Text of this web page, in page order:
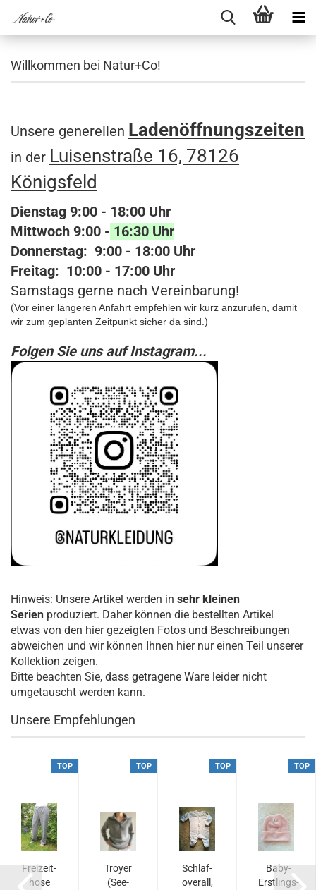
Willkommen bei Natur+Co!
Unsere generellen Ladenöffnungszeiten
in der Luisenstraße 16, 78126
Königsfeld
Dienstag 9:00 - 18:00 Uhr
Mittwoch 9:00 - 16:30 Uhr
Donnerstag: 9:00 - 18:00 Uhr
Freitag: 10:00 - 17:00 Uhr
Samstags gerne nach Vereinbarung!
(Vor einer längeren Anfahrt empfehlen wir kurz anzurufen , damit
wir zum geplanten Zeitpunkt sicher da sind. )
Folgen Sie uns auf Instagram...
Hinweis: Unsere Artikel werden in sehr kleinen
Serien produziert. Daher können die bestellten Artikel
etwas von den hier gezeigten Fotos und Beschreibungen
abweichen und wir können Ihnen hier nur einen Teil unserer
Kollektion zeigen.
Bitte beachten Sie, dass getragene Ware leider nicht
umgetauscht werden kann.
Unsere Empfehlungen
TOP
Frei­zeit­
ho­se
TOP
Troy­er
(See­
TOP
Schla­f­
over­all,
TOP
Baby-​
Erstlings-​